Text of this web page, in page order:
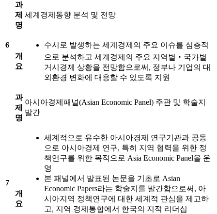
6
과
제
명
세계경제동향 분석 및 전망
개
요
수시로 발생하는 세계경제의 주요 이슈를 심층적
으로 분석하고 세계경제의 주요 지역별‧국가별
거시경제 상황을 전망함으로써, 정부나 기업의 대
외환경 변화에 대응할 수 있도록 지원
7
과
제
명
아시아경제패널(Asian Economic Panel) 주관 및 학술지
발간
개
요
세계적으로 유수한 아시아경제 연구기관과 공동
으로 아시아경제 연구, 특히 지역 협력을 위한 정
책연구를 위한 목적으로 Asia Economic Panel을 운
영
본 패널에서 발표된 논문을 기초로 Asian
Economic Papers라는 학술지를 발간함으로써, 아
시아지역 정책연구에 대한 세계적 관심을 제고하
고, 지역 경제통합에서 한국의 지적 리더십